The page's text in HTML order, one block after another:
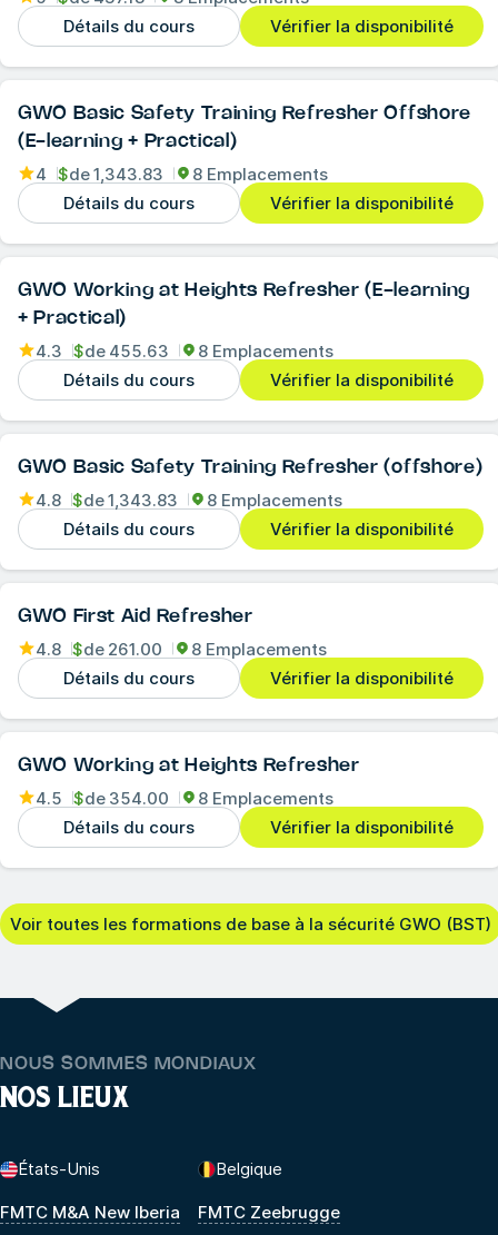
Détails du cours
Vérifier la disponibilité
GWO Basic Safety Training Refresher Offshore
(E-learning + Practical)
4 $de1,343.83
8 Emplacements
Détails du cours
Vérifier la disponibilité
GWO Working at Heights Refresher (E-learning
+ Practical)
4.3 $de 455.63
8 Emplacements
Détails du cours
Vérifier la disponibilité
GWO Basic Safety Training Refresher (offshore)
4.8 $de1,343.83
8 Emplacements
Détails du cours
Vérifier la disponibilité
GWO First Aid Refresher
4.8 $de 261.00
8 Emplacements
Détails du cours
Vérifier la disponibilité
GWO Working at Heights Refresher
4.5 $de 354.00
8 Emplacements
Détails du cours
Vérifier la disponibilité
Voir toutes les formations de base à la sécurité GWO (BST)
NOUS SOMMES MONDIAUX
NOS LIEUX
États-Unis
FMTC M&A New Iberia
Belgique
FMTC Zeebrugge